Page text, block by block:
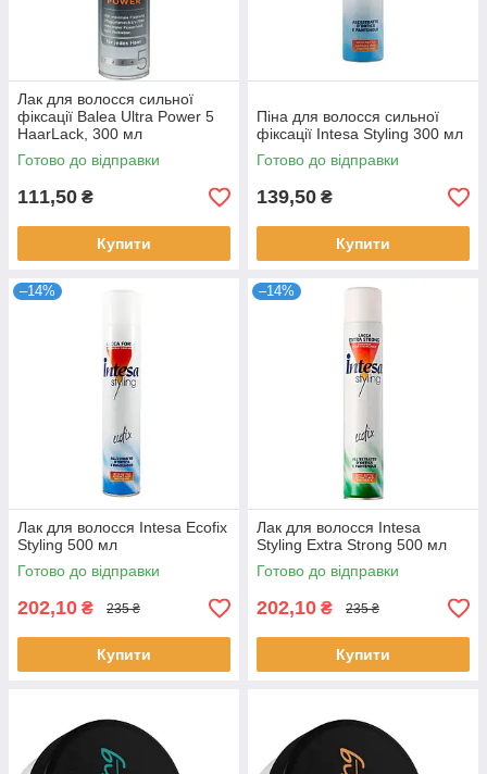
Лак для волосся сильної
фіксації Balea Ultra Power 5
HaarLack, 300 мл
Готово до відправки
111,50 ₴
Купити
Піна для волосся сильної
фіксації Intesa Styling 300 мл
Готово до відправки
139,50 ₴
Купити
–14%
Лак для волосся Intesa Ecofix
Styling 500 мл
Готово до відправки
202,10 ₴ 235 ₴
Купити
–14%
Лак для волосся Intesa
Styling Extra Strong 500 мл
Готово до відправки
202,10 ₴ 235 ₴
Купити